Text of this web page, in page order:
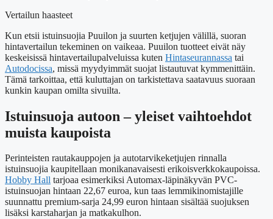
Vertailun haasteet
Kun etsii istuinsuojia Puuilon ja suurten ketjujen välillä, suoran
hintavertailun tekeminen on vaikeaa. Puuilon tuotteet eivät näy
keskeisissä hintavertailupalveluissa kuten Hintaseurannassa tai
Autodocissa, missä myydyimmät suojat listautuvat kymmenittäin.
Tämä tarkoittaa, että kuluttajan on tarkistettava saatavuus suoraan
kunkin kaupan omilta sivuilta.
Istuinsuoja autoon – yleiset vaihtoehdot
muista kaupoista
Perinteisten rautakauppojen ja autotarvikeketjujen rinnalla
istuinsuojia kaupitellaan monikanavaisesti erikoisverkkokaupoissa.
Hobby Hall tarjoaa esimerkiksi Automax-läpinäkyvän PVC-
istuinsuojan hintaan 22,67 euroa, kun taas lemmikinomistajille
suunnattu premium-sarja 24,99 euron hintaan sisältää suojuksen
lisäksi karstaharjan ja matkakulhon.